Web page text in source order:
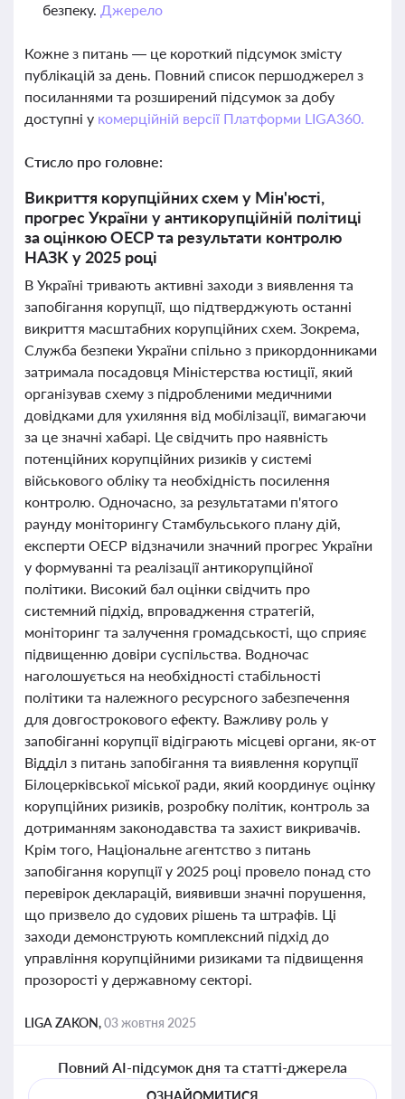
безпеку. Джерело
Кожне з питань — це короткий підсумок змісту
публікацій за день. Повний список першоджерел з
посиланнями та розширений підсумок за добу
доступні у комерційній версії Платформи LIGA360.
Стисло про головне:
Викриття корупційних схем у Мін'юсті,
прогрес України у антикорупційній політиці
за оцінкою ОЕСР та результати контролю
НАЗК у 2025 році
В Україні тривають активні заходи з виявлення та
запобігання корупції, що підтверджують останні
викриття масштабних корупційних схем. Зокрема,
Служба безпеки України спільно з прикордонниками
затримала посадовця Міністерства юстиції, який
організував схему з підробленими медичними
довідками для ухиляння від мобілізації, вимагаючи
за це значні хабарі. Це свідчить про наявність
потенційних корупційних ризиків у системі
військового обліку та необхідність посилення
контролю. Одночасно, за результатами п'ятого
раунду моніторингу Стамбульського плану дій,
експерти ОЕСР відзначили значний прогрес України
у формуванні та реалізації антикорупційної
політики. Високий бал оцінки свідчить про
системний підхід, впровадження стратегій,
моніторинг та залучення громадськості, що сприяє
підвищенню довіри суспільства. Водночас
наголошується на необхідності стабільності
політики та належного ресурсного забезпечення
для довгострокового ефекту. Важливу роль у
запобіганні корупції відіграють місцеві органи, як-от
Відділ з питань запобігання та виявлення корупції
Білоцерківської міської ради, який координує оцінку
корупційних ризиків, розробку політик, контроль за
дотриманням законодавства та захист викривачів.
Крім того, Національне агентство з питань
запобігання корупції у 2025 році провело понад сто
перевірок декларацій, виявивши значні порушення,
що призвело до судових рішень та штрафів. Ці
заходи демонструють комплексний підхід до
управління корупційними ризиками та підвищення
прозорості у державному секторі.
LIGA ZAKON,03 жовтня 2025
Повний AI-підсумок дня та статті-джерела
ОЗНАЙОМИТИСЯ